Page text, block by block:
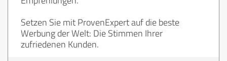
Setzen Sie mit ProvenExpert auf die beste
Werbung der Welt: Die Stimmen Ihrer
zufriedenen Kunden.